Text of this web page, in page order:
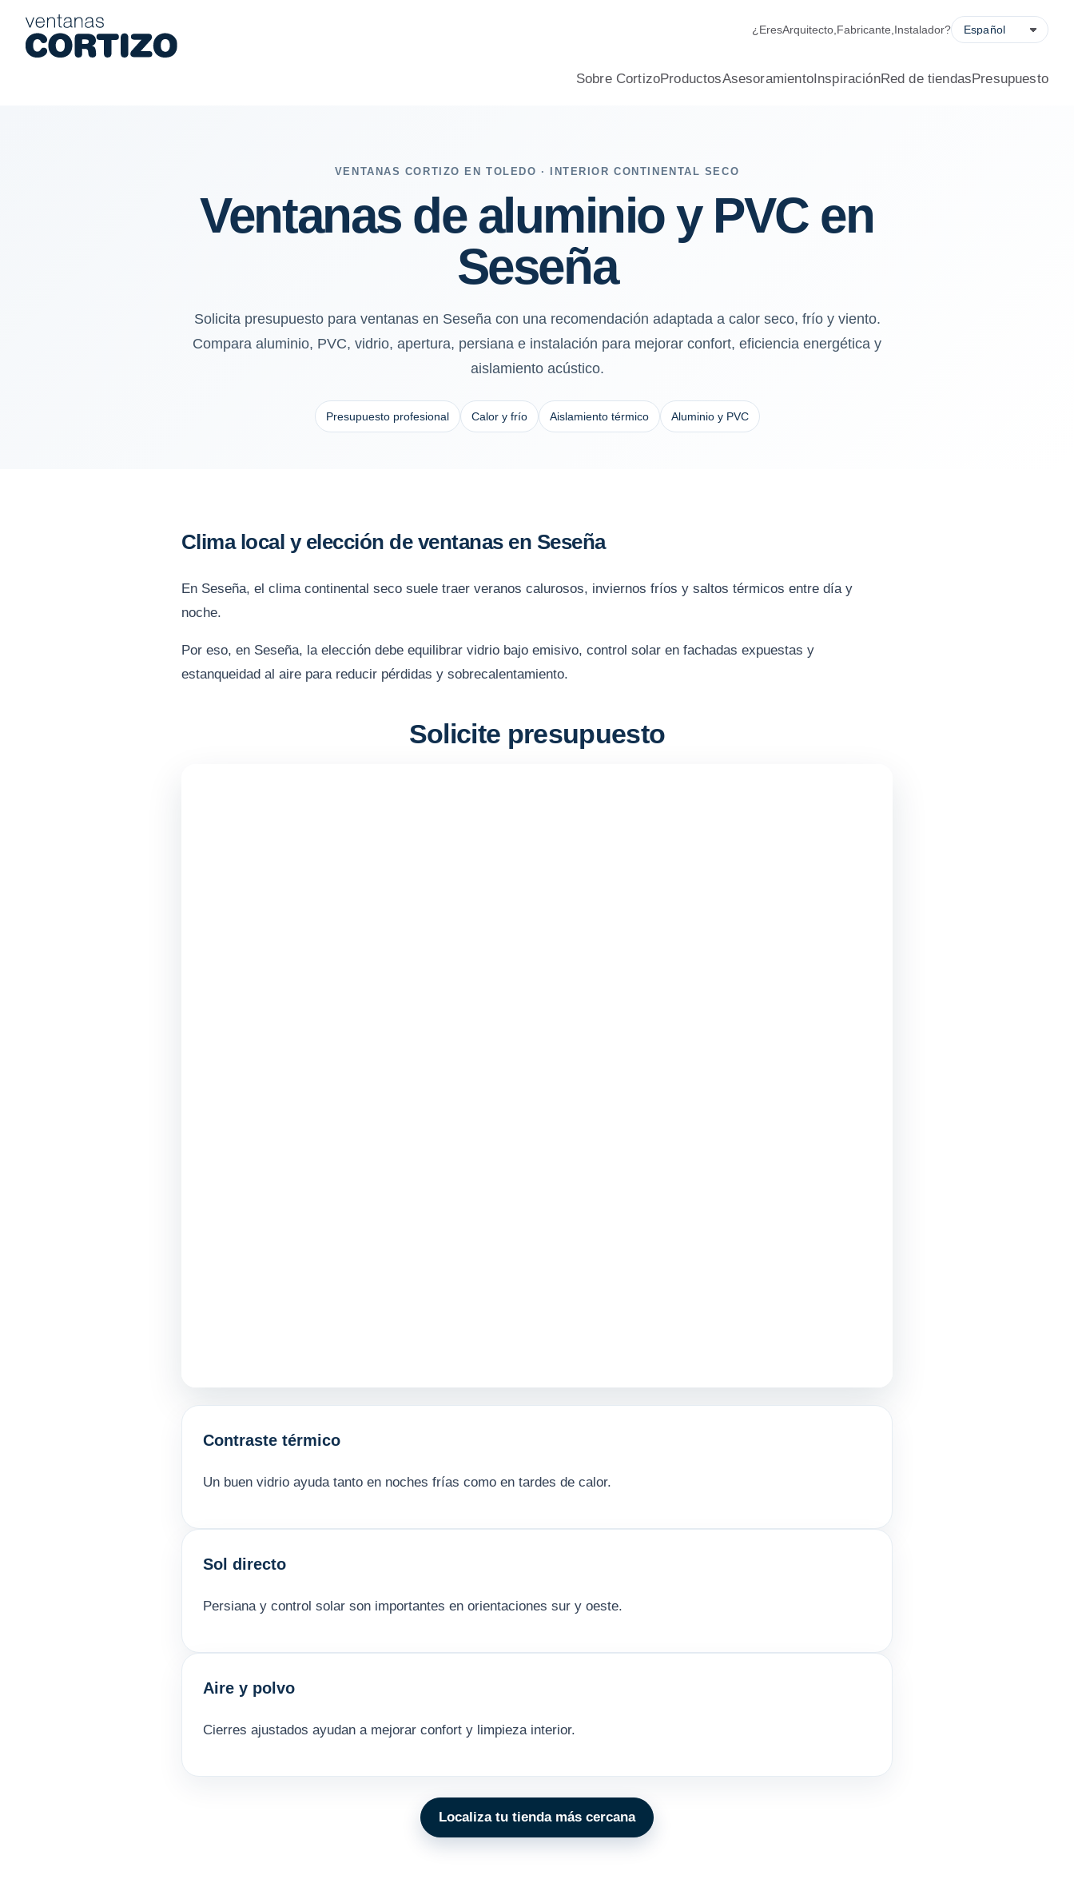
Ventanas de aluminio y PVC en Seseña: calor seco, frío y viento, aislamiento, confort y presupuesto profesional.
¿EresArquitecto Fabricante Instalador?
Sobre CortizoProductosAsesoramientoInspiraciónRed de tiendasPresupuesto
VENTANAS CORTIZO EN TOLEDO · INTERIOR CONTINENTAL SECO
Ventanas de aluminio y PVC en
Seseña
Solicita presupuesto para ventanas en Seseña con una recomendación adaptada a calor seco, frío y viento.
Compara aluminio, PVC, vidrio, apertura, persiana e instalación para mejorar confort, eficiencia energética y
aislamiento acústico.
Presupuesto profesional Calor y frío Aislamiento térmico Aluminio y PVC
Clima local y elección de ventanas en Seseña
En Seseña, el clima continental seco suele traer veranos calurosos, inviernos fríos y saltos térmicos entre día y
noche.
Por eso, en Seseña, la elección debe equilibrar vidrio bajo emisivo, control solar en fachadas expuestas y
estanqueidad al aire para reducir pérdidas y sobrecalentamiento.
Solicite presupuesto
Contraste térmico
Un buen vidrio ayuda tanto en noches frías como en tardes de calor.
Sol directo
Persiana y control solar son importantes en orientaciones sur y oeste.
Aire y polvo
Cierres ajustados ayudan a mejorar confort y limpieza interior.
Localiza tu tienda más cercana